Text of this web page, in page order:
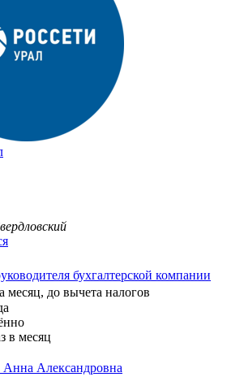
бухгалтерской компании
месяц, до вычета налогов
в месяц
Александровна